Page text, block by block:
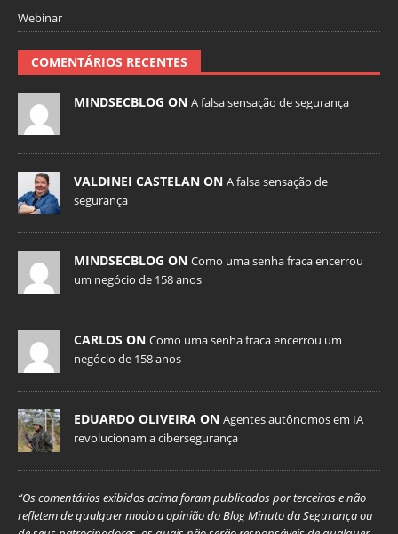
Webinar
COMENTÁRIOS RECENTES
MINDSECBLOG ON A falsa sensação de segurança
VALDINEI CASTELAN ON A falsa sensação de
segurança
MINDSECBLOG ON Como uma senha fraca encerrou
um negócio de 158 anos
CARLOS ON Como uma senha fraca encerrou um
negócio de 158 anos
EDUARDO OLIVEIRA ON Agentes autônomos em IA
revolucionam a cibersegurança
“Os comentários exibidos acima foram publicados por terceiros e não
refletem de qualquer modo a opinião do Blog Minuto da Segurança ou